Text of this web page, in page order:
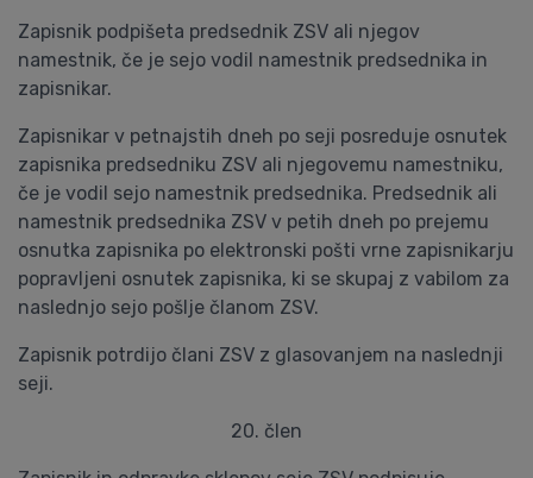
Zapisnik podpišeta predsednik ZSV ali njegov
namestnik, če je sejo vodil namestnik predsednika in
zapisnikar.
Zapisnikar v petnajstih dneh po seji posreduje osnutek
zapisnika predsedniku ZSV ali njegovemu namestniku,
če je vodil sejo namestnik predsednika. Predsednik ali
namestnik predsednika ZSV v petih dneh po prejemu
osnutka zapisnika po elektronski pošti vrne zapisnikarju
popravljeni osnutek zapisnika, ki se skupaj z vabilom za
naslednjo sejo pošlje članom ZSV.
Zapisnik potrdijo člani ZSV z glasovanjem na naslednji
seji.
20. člen